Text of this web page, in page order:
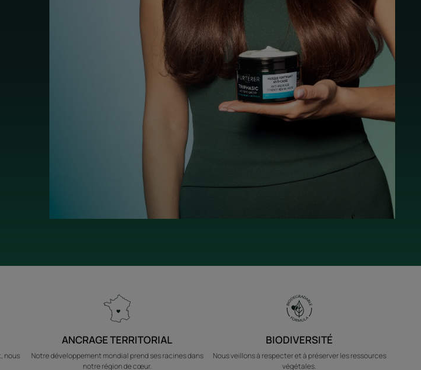
nous
ANCRAGE TERRITORIAL
Notre développement mondial prend ses racines dans
notre région de cœur.
BIODIVERSITÉ
Nous veillons à respecter et à préserver les ressources
végétales.